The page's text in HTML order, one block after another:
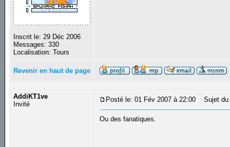
Inscrit le: 29 Déc 2006
Messages: 330
Localisation: Tours
Revenir en haut de page
AddiKT1ve
Invité
Posté le: 01 Fév 2007 à 22:00 Sujet du
Ou des fanatiques.